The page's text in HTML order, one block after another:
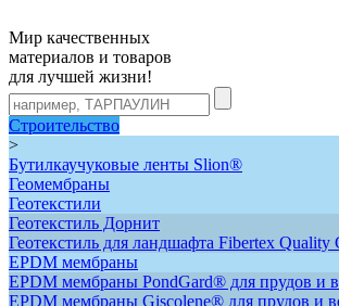
Мир качественных
материалов и товаров
для лучшей жизни!
Строительство
>
Бутилкаучуковые ленты Slion®
Геомембраны
Геотекстили
Геотекстиль Дорнит
Геотекстиль для ландшафта Fibertex Quality
ЕРDM мембраны
EPDM мембраны PondGard® для прудов и
EPDM мембраны Giscolene® для прудов и